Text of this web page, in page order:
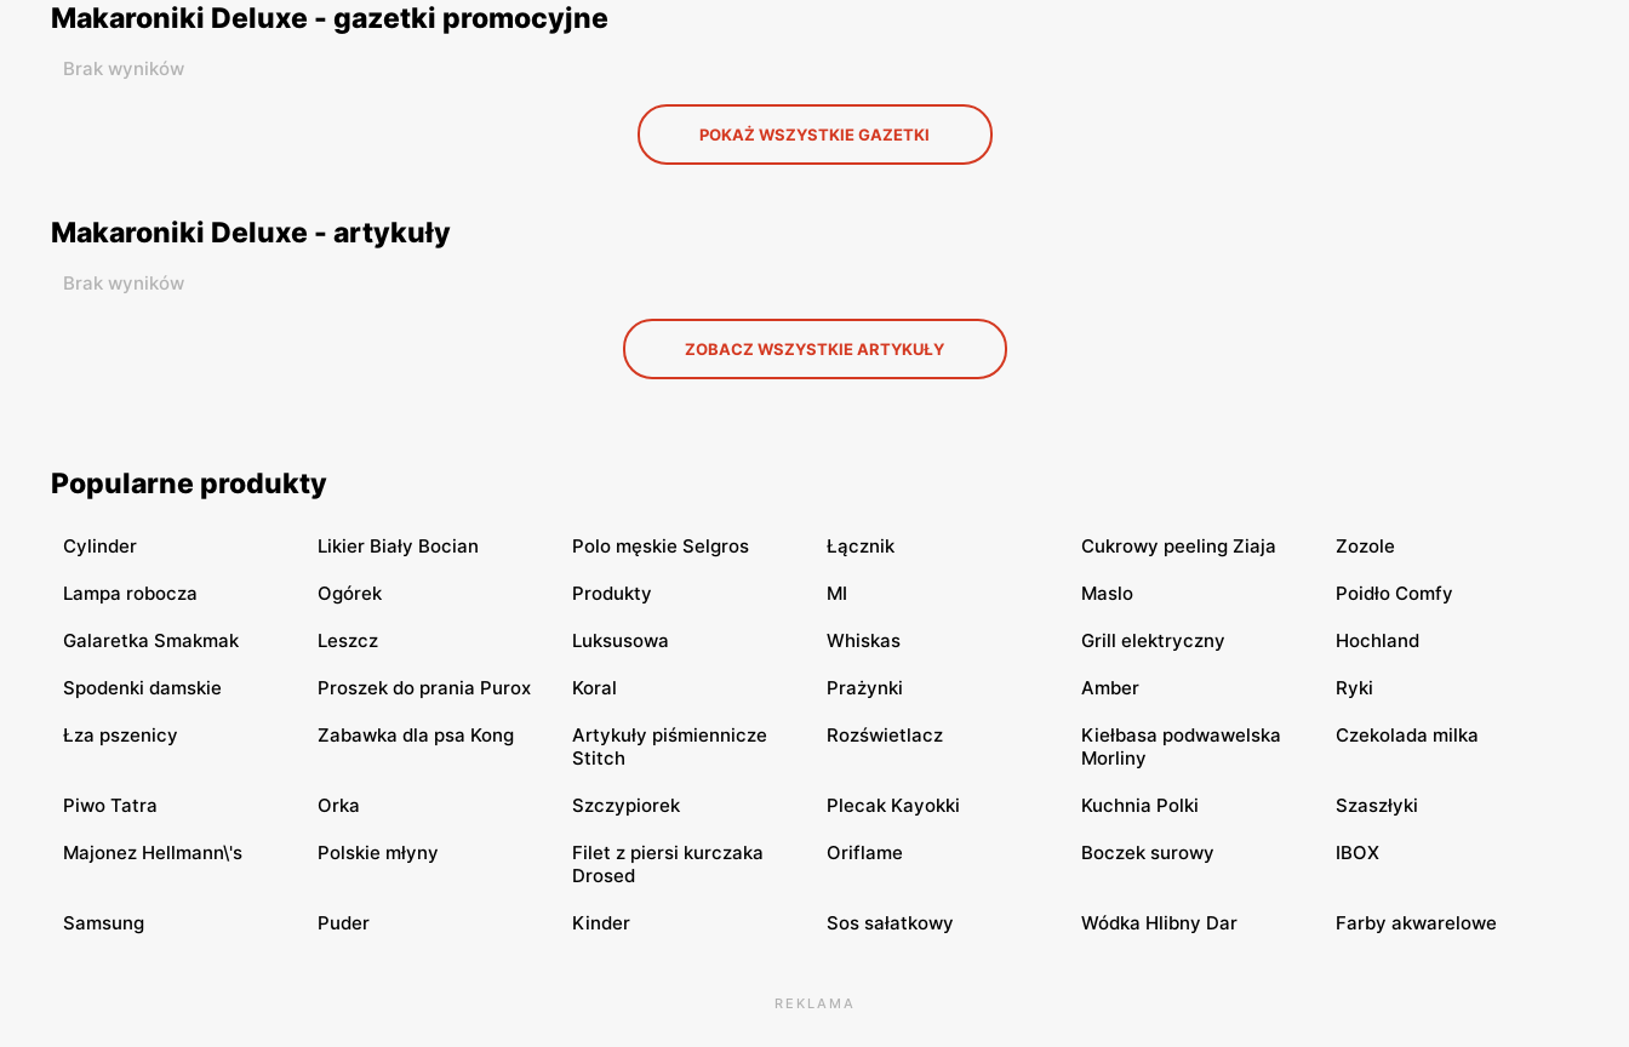
Makaroniki Deluxe - gazetki promocyjne
Brak wyników
POKAŻ WSZYSTKIE GAZETKI
Makaroniki Deluxe - artykuły
Brak wyników
ZOBACZ WSZYSTKIE ARTYKUŁY
Popularne produkty
Cylinder Likier Biały Bocian Polo męskie Selgros Łącznik Cukrowy peeling Ziaja Zozole
Lampa robocza Ogórek Produkty MI Maslo Poidło Comfy
Galaretka Smakmak Leszcz Luksusowa Whiskas Grill elektryczny Hochland
Spodenki damskie Proszek do prania Purox Koral Prażynki Amber Ryki
Łza pszenicy Zabawka dla psa Kong
Artykuły piśmiennicze
Stitch
Rozświetlacz
Kiełbasa podwawelska
Morliny
Czekolada milka
Piwo Tatra Orka Szczypiorek Plecak Kayokki Kuchnia Polki Szaszłyki
Majonez Hellmann\'s Polskie młyny
Filet z piersi kurczaka
Drosed
Oriflame Boczek surowy IBOX
Samsung Puder Kinder Sos sałatkowy Wódka Hlibny Dar Farby akwarelowe
REKLAMA